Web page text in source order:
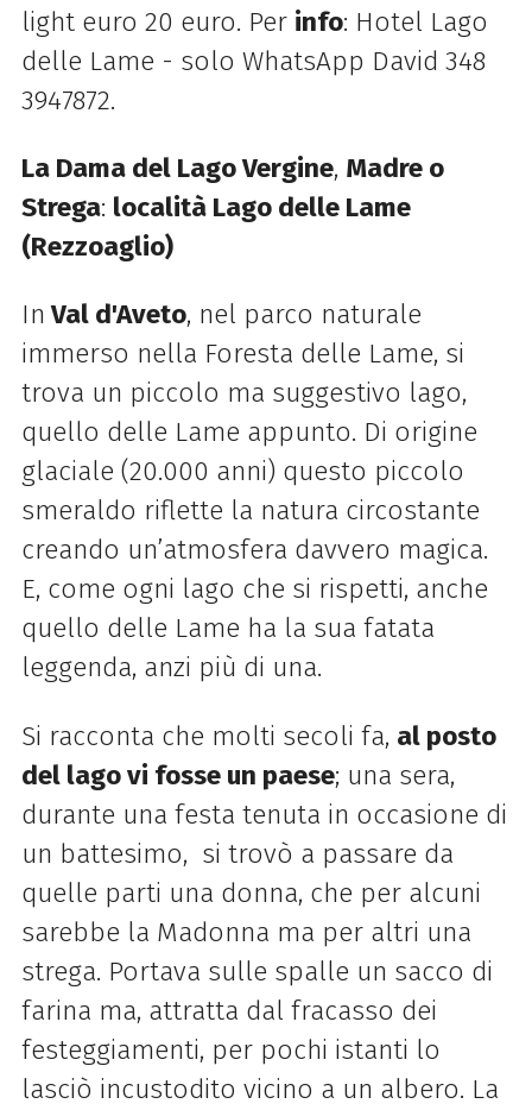
light euro 20 euro. Per info: Hotel Lago
delle Lame - solo WhatsApp David 348
3947872.
La Dama del LagoVergine, Madre o
Strega: località Lago delle Lame
(Rezzoaglio)
In Val d'Aveto, nel parco naturale
immerso nella Foresta delle Lame, si
trova un piccolo ma suggestivo lago,
quello delle Lame appunto. Di origine
glaciale (20.000 anni) questo piccolo
smeraldo riflette la natura circostante
creando un’atmosfera davvero magica.
E, come ogni lago che si rispetti, anche
quello delle Lame ha la sua fatata
leggenda, anzi più di una.
Si racconta che molti secoli fa, al posto
del lagovi fosse un paese; una sera,
durante una festa tenuta in occasione di
un battesimo, si trovò a passare da
quelle parti una donna, che per alcuni
sarebbe la Madonna ma per altri una
strega. Portava sulle spalle un sacco di
farina ma, attratta dal fracasso dei
festeggiamenti, per pochi istanti lo
lasciò incustodito vicino a un albero. La